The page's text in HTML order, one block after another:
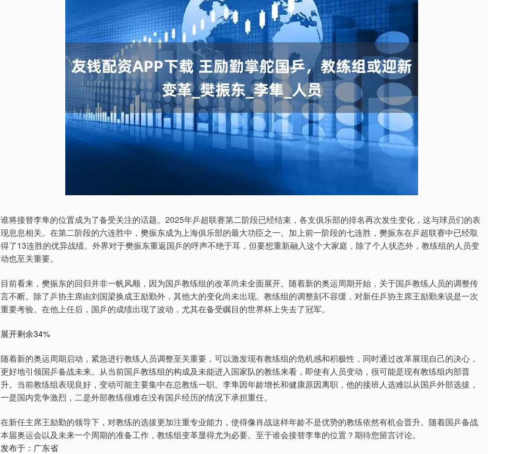
谁将接替李隼的位置成为了备受关注的话题。2025年乒超联赛第二阶段已经结束，各支俱乐部的排名再次发生变化，这与球员们的表
现息息相关。在第二阶段的六连胜中，樊振东成为上海俱乐部的最大功臣之一。加上前一阶段的七连胜，樊振东在乒超联赛中已经取
得了13连胜的优异战绩。外界对于樊振东重返国乒的呼声不绝于耳，但要想重新融入这个大家庭，除了个人状态外，教练组的人员变
动也至关重要。
目前看来，樊振东的回归并非一帆风顺，因为国乒教练组的改革尚未全面展开。随着新的奥运周期开始，关于国乒教练人员的调整传
言不断。除了乒协主席由刘国梁换成王励勤外，其他大的变化尚未出现。教练组的调整刻不容缓，对新任乒协主席王励勤来说是一次
重要考验。在他上任后，国乒的成绩出现了波动，尤其在备受瞩目的世界杯上失去了冠军。
展开剩余34%
随着新的奥运周期启动，紧急进行教练人员调整至关重要，可以激发现有教练组的危机感和积极性，同时通过改革展现自己的决心，
更好地引领国乒备战未来。从当前国乒教练组的构成及未能进入国家队的教练来看，即使有人员变动，很可能是现有教练组内部晋
升。当前教练组表现良好，变动可能主要集中在总教练一职。李隼因年龄增长和健康原因离职，他的接班人选难以从国乒外部选拔，
一是国内竞争激烈，二是外部教练很难在没有国乒经历的情况下承担重任。
在新任主席王励勤的领导下，对教练的选拔更加注重专业能力，使得像肖战这样年龄不是优势的教练依然有机会晋升。随着国乒备战
本届奥运会以及未来一个周期的准备工作，教练组变革显得尤为必要。至于谁会接替李隼的位置？期待您留言讨论。
发布于：广东省